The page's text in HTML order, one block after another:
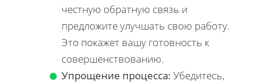
честную обратную связь и
предложите улучшать свою работу.
Это покажет вашу готовность к
совершенствованию.
Упрощение процесса: Убедитесь,